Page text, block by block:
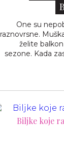
One su
raznovrsne.
želite
sezone. Kada